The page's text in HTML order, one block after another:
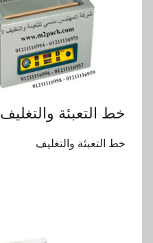
خط التعبئة والتغليف
خط التعبئة والتغليف